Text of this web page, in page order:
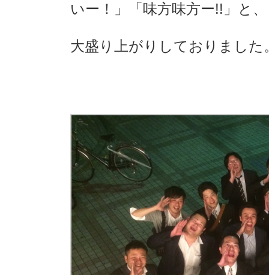
いー！」「味方味方ー!!」と、
大盛り上がりしておりました